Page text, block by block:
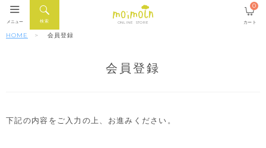
ONLINE STORE
検索
メニュー カート
0
HOME 会員登録
会員登録
下記の内容をご入力の上、お進みください。